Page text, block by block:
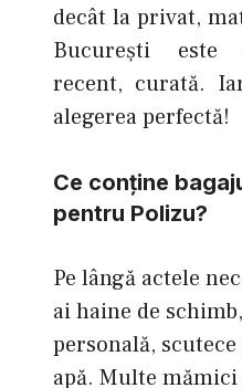
decât la privat,
Bucureşti este
recent, curată.
alegerea perfectă!
Ce conține
pentru Polizu?
Pe lângă actele
ai haine de
personală,
apă. Multe